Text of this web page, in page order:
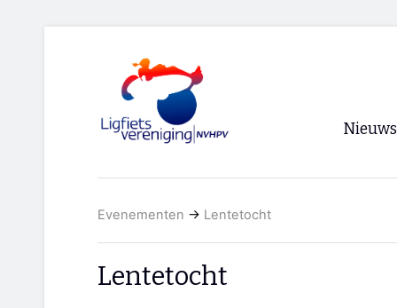
Nieuws
Evenementen → Lentetocht
Lentetocht